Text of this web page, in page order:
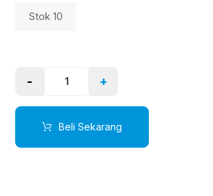
Stok 10
- +
Beli Sekarang